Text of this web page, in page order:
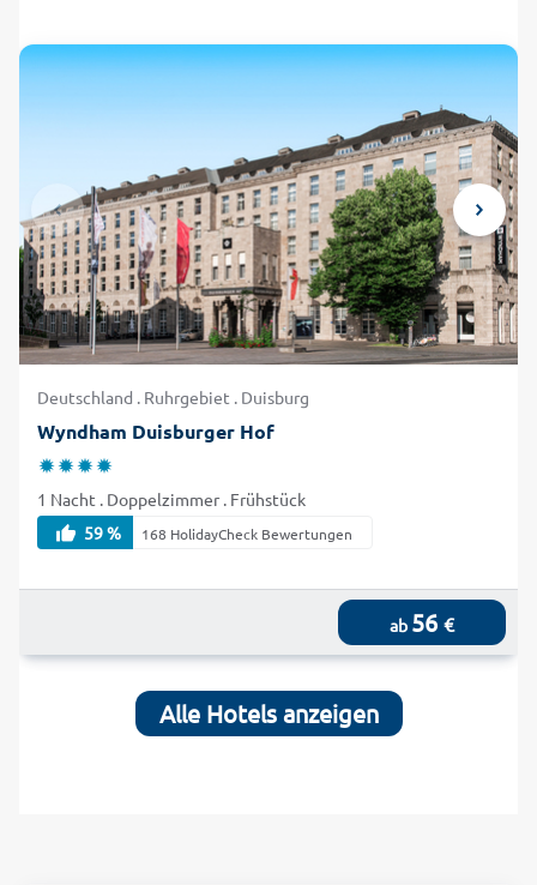
Deutschland . Ruhrgebiet . Duisburg
Wyndham Duisburger Hof
1 Nacht . Doppelzimmer . Frühstück
59 %
168 HolidayCheck Bewertungen
ab 56 €
Alle Hotels anzeigen